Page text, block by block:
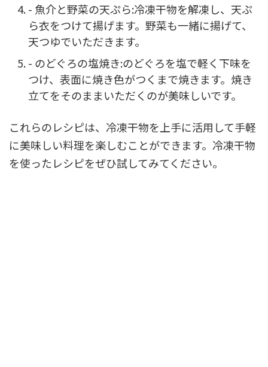
- 魚介と野菜の天ぷら:冷凍干物を解凍し、天ぷ
ら衣をつけて揚げます。野菜も一緒に揚げて、
天つゆでいただきます。
- のどぐろの塩焼き:のどぐろを塩で軽く下味を
つけ、表面に焼き色がつくまで焼きます。焼き
立てをそのままいただくのが美味しいです。
これらのレシピは、冷凍干物を上手に活用して手軽
に美味しい料理を楽しむことができます。冷凍干物
を使ったレシピをぜひ試してみてください。